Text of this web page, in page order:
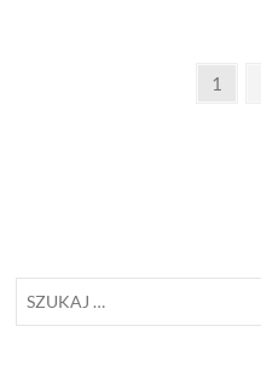
StronicowaniePage
1